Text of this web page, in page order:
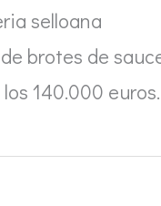
selloana
brotes de
140.000 euros.